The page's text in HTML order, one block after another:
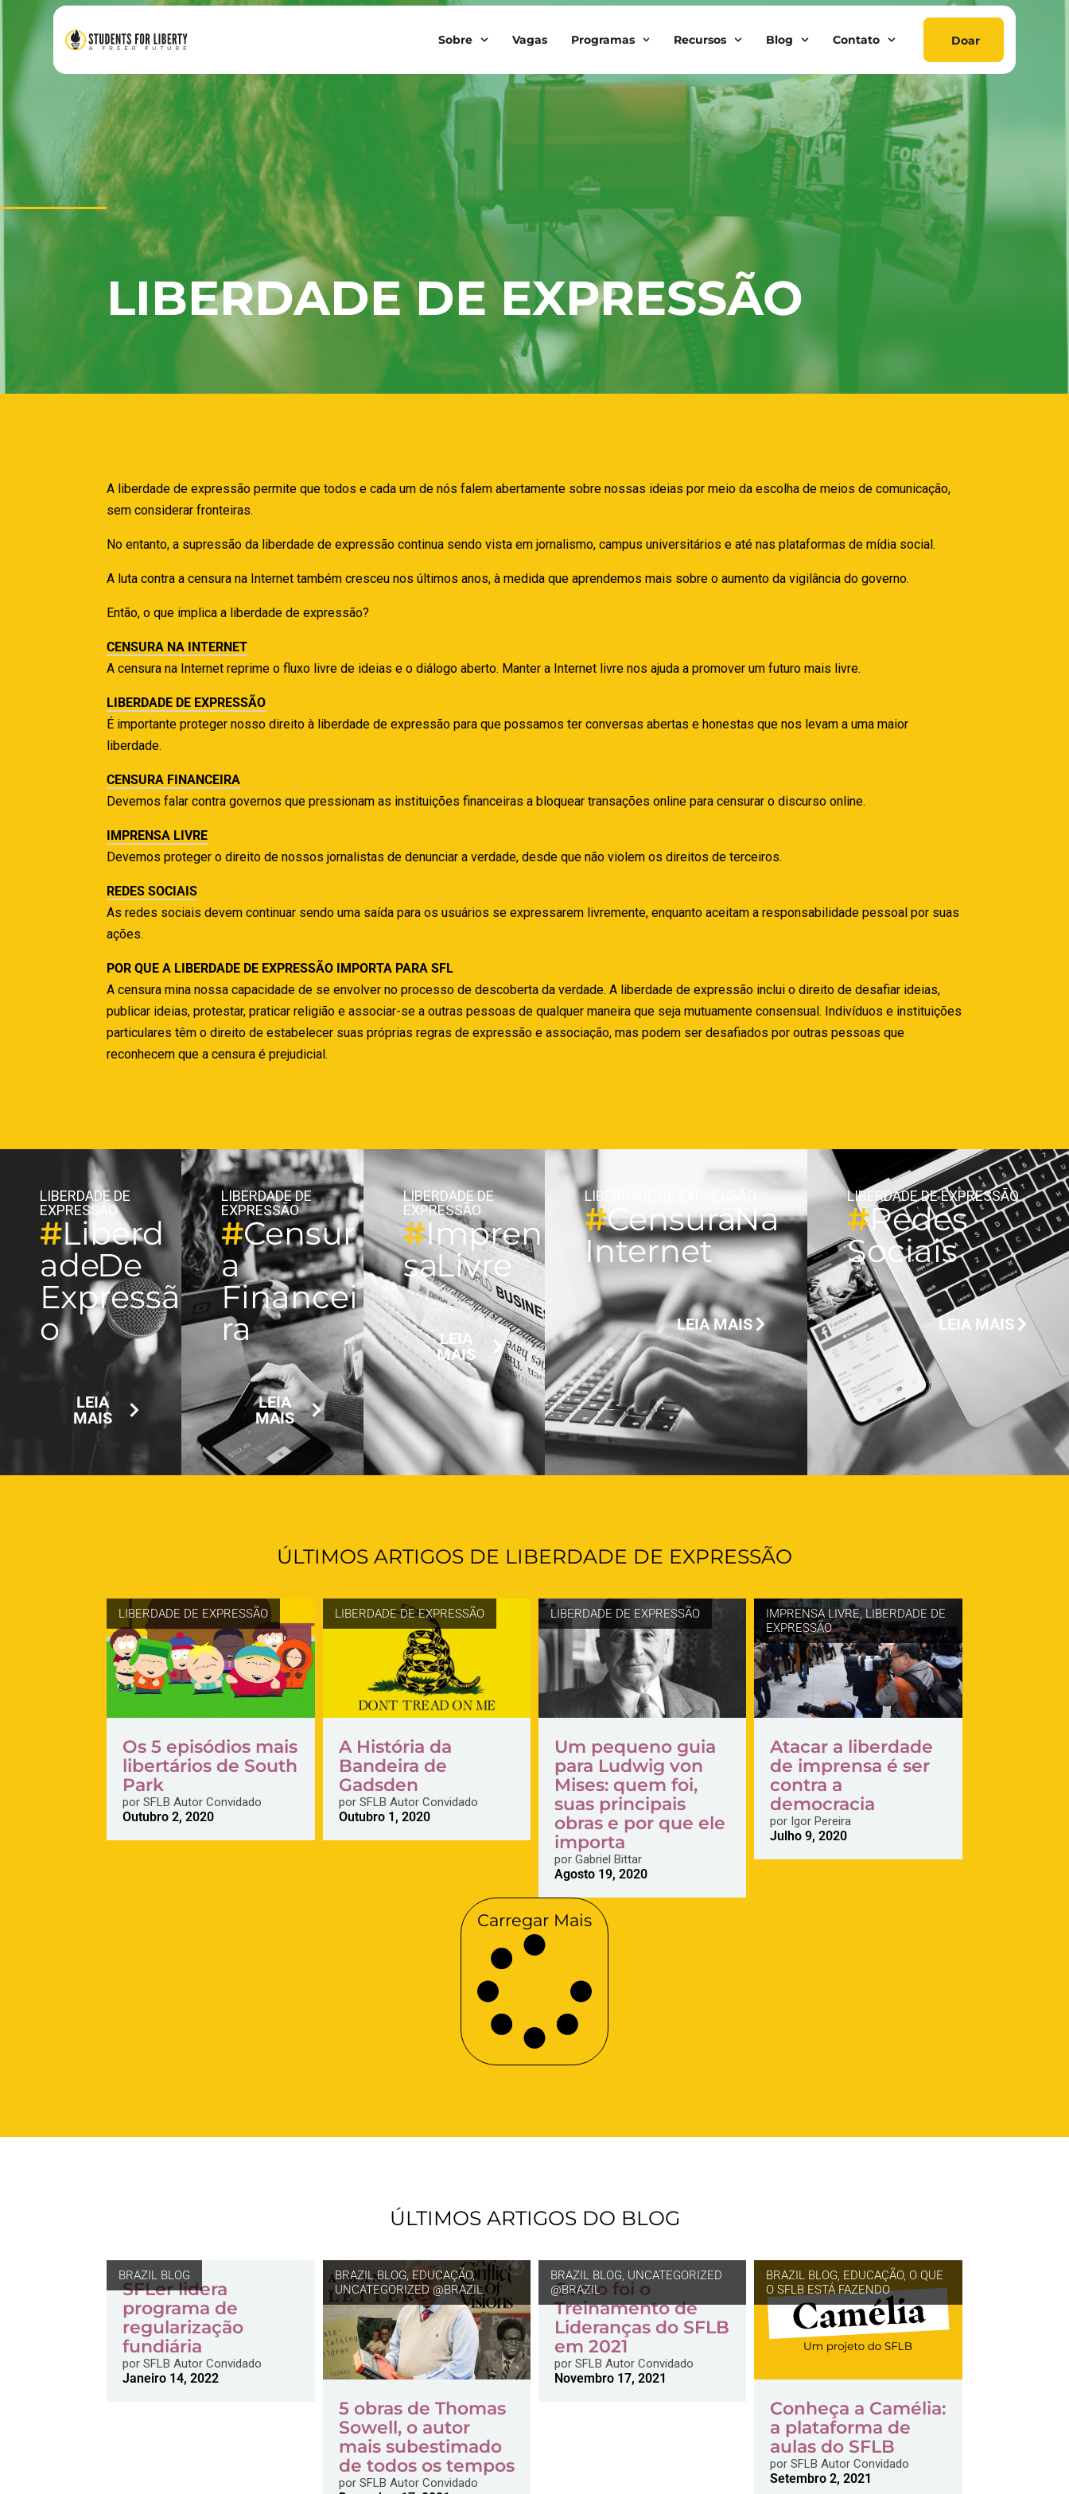
Sobre Vagas Programas Recursos Blog Contato Doar
LIBERDADE DE EXPRESSÃO
A liberdade de expressão permite que todos e cada um de nós falem abertamente sobre nossas ideias por meio da escolha de meios de comunicação,
sem considerar fronteiras.
No entanto, a supressão da liberdade de expressão continua sendo vista em jornalismo, campus universitários e até nas plataformas de mídia social.
A luta contra a censura na Internet também cresceu nos últimos anos, à medida que aprendemos mais sobre o aumento da vigilância do governo.
Então, o que implica a liberdade de expressão?
CENSURA NA INTERNET
A censura na Internet reprime o fluxo livre de ideias e o diálogo aberto. Manter a Internet livre nos ajuda a promover um futuro mais livre.
LIBERDADE DE EXPRESSÃO
É importante proteger nosso direito à liberdade de expressão para que possamos ter conversas abertas e honestas que nos levam a uma maior
liberdade.
CENSURA FINANCEIRA
Devemos falar contra governos que pressionam as instituições financeiras a bloquear transações online para censurar o discurso online.
IMPRENSA LIVRE
Devemos proteger o direito de nossos jornalistas de denunciar a verdade, desde que não violem os direitos de terceiros.
REDES SOCIAIS
As redes sociais devem continuar sendo uma saída para os usuários se expressarem livremente, enquanto aceitam a responsabilidade pessoal por suas
ações.
POR QUE A LIBERDADE DE EXPRESSÃO IMPORTA PARA SFL
A censura mina nossa capacidade de se envolver no processo de descoberta da verdade. A liberdade de expressão inclui o direito de desafiar ideias,
publicar ideias, protestar, praticar religião e associar-se a outras pessoas de qualquer maneira que seja mutuamente consensual. Indivíduos e instituições
particulares têm o direito de estabelecer suas próprias regras de expressão e associação, mas podem ser desafiados por outras pessoas que
reconhecem que a censura é prejudicial.
LIBERDADE DE
EXPRESSÃO
#Liberd
ade De
Expressã
o
LEIA
MAIS
LIBERDADE DE
EXPRESSÃO
#Censur
a
Financei
ra
LEIA
MAIS
LIBERDADE DE
EXPRESSÃO
#Impren
sa Livre
LEIA
MAIS
LIBERDADE DE EXPRESSÃO
#Censura Na
Internet
LEIA MAIS
LIBERDADE DE EXPRESSÃO
#Redes
Sociais
LEIA MAIS
ÚLTIMOS ARTIGOS DE LIBERDADE DE EXPRESSÃO
LIBERDADE DE EXPRESSÃO
Os 5 episódios mais
libertários de South
Park
por SFLB Autor Convidado
Outubro 2, 2020
LIBERDADE DE EXPRESSÃO
A História da
Bandeira de
Gadsden
porSFLB Autor Convidado
Outubro 1, 2020
LIBERDADE DE EXPRESSÃO
Um pequeno guia
para Ludwig von
Mises: quem foi,
suas principais
obras e por que ele
importa
porGabriel Bittar
Agosto 19, 2020
IMPRENSA LIVRE, LIBERDADE DE
EXPRESSÃO
Atacar a liberdade
de imprensa é ser
contra a
democracia
por Igor Pereira
Julho 9, 2020
Carregar Mais
ÚLTIMOS ARTIGOS DO BLOG
BRAZIL BLOG
SFLer lidera
programa de
regularização
fundiária
por SFLB Autor Convidado
Janeiro 14, 2022
BRAZIL BLOG, EDUCAÇÃO,
UNCATEGORIZED @BRAZIL
5 obras de Thomas
Sowell, o autor
mais subestimado
de todos os tempos
porSFLB Autor Convidado
BRAZIL BLOG, UNCATEGORIZED
@BRAZIL
Como foi o
Treinamento de
Lideranças do SFLB
em 2021
porSFLB Autor Convidado
Novembro 17, 2021
BRAZIL BLOG, EDUCAÇÃO, O QUE
O SFLB ESTÁ FAZENDO
Conheça a Camélia:
a plataforma de
aulas do SFLB
por SFLB Autor Convidado
Setembro 2, 2021